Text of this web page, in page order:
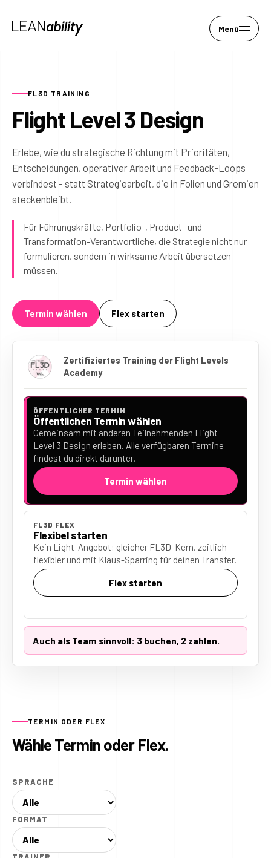
Menü
FL3D TRAINING
Flight Level 3 Design
Erlebe, wie du strategische Richtung mit Prioritäten,
Entscheidungen, operativer Arbeit und Feedback-Loops
verbindest - statt Strategiearbeit, die in Folien und Gremien
steckenbleibt.
Für Führungskräfte, Portfolio-, Product- und
Transformation-Verantwortliche, die Strategie nicht nur
formulieren, sondern in wirksame Arbeit übersetzen
müssen.
Termin wählen Flex starten
Zertifiziertes Training der Flight Levels
Academy
ÖFFENTLICHER TERMIN
Öffentlichen Termin wählen
Gemeinsam mit anderen Teilnehmenden Flight
Level 3 Design erleben. Alle verfügbaren Termine
findest du direkt darunter.
Termin wählen
FL3D FLEX
Flexibel starten
Kein Light-Angebot: gleicher FL3D-Kern, zeitlich
flexibler und mit Klaus-Sparring für deinen Transfer.
Flex starten
Auch als Team sinnvoll: 3 buchen, 2 zahlen.
TERMIN ODER FLEX
Wähle Termin oder Flex.
SPRACHE
FORMAT